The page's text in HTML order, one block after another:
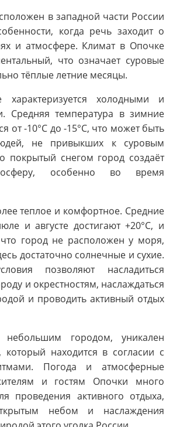
в западной части России
когда речь заходит о
и атмосфере. Климат в Опочке
что означает суровые
тёплые летние месяцы.
холодными и
Средняя температура в зимние
от -10°C до -15°C, что может быть
не привыкших к суровым
покрытый снегом город создаёт
особенно во время
теплое и комфортное. Средние
и августе достигают +20°C, и
город не расположен у моря,
достаточно солнечные и сухие.
позволяют насладиться
и окрестностям, наслаждаться
и проводить активный отдых
небольшим городом, уникален
находится в согласии с
Погода и атмосферные
и гостям Опочки много
проведения активного отдыха,
небом и наслаждения